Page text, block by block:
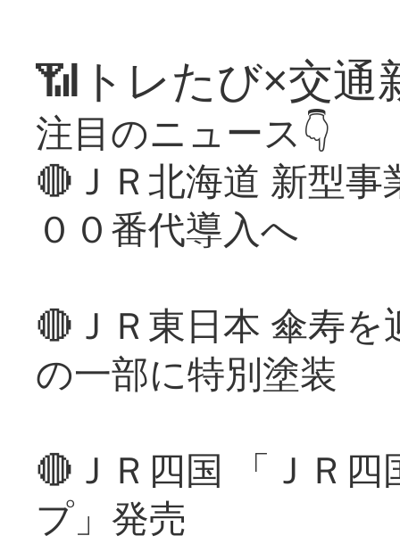
📶トレたび×交通
注目のニュース👇
🔴ＪＲ北海道 新型
００番代導入へ
🔴ＪＲ東日本 傘寿
の一部に特別塗装
🔴ＪＲ四国 「ＪＲ
プ」発売